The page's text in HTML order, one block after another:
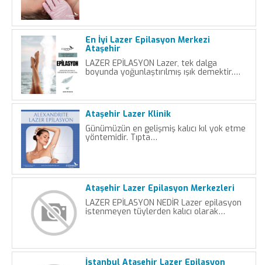
En İyi Lazer Epilasyon Merkezi
Ataşehir
LAZER EPİLASYON Lazer, tek dalga
boyunda yoğunlaştırılmış ışık demektir.…
Ataşehir Lazer Klinik
Günümüzün en gelişmiş kalıcı kıl yok etme
yöntemidir. Tıpta…
Ataşehir Lazer Epilasyon Merkezleri
LAZER EPİLASYON NEDİR Lazer epilasyon
istenmeyen tüylerden kalıcı olarak…
İstanbul Ataşehir Lazer Epilasyon